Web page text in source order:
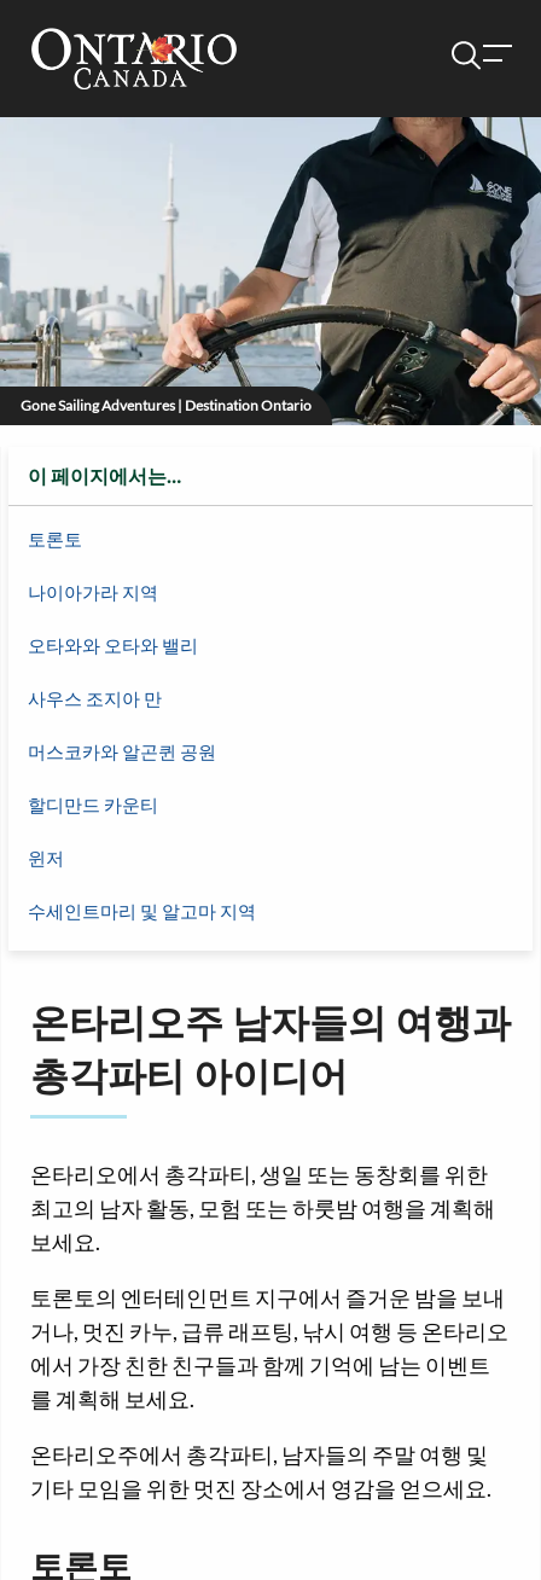
Gone Sailing Adventures | Destination Ontario
이 페이지에서는…
토론토
나이아가라 지역
오타와와 오타와 밸리
사우스 조지아 만
머스코카와 알곤퀸 공원
할디만드 카운티
윈저
수세인트마리 및 알고마 지역
온타리오주 남자들의 여행과
총각파티 아이디어
온타리오에서 총각파티, 생일 또는 동창회를 위한
최고의 남자 활동, 모험 또는 하룻밤 여행을 계획해
보세요.
토론토의 엔터테인먼트 지구에서 즐거운 밤을 보내
거나, 멋진 카누, 급류 래프팅, 낚시 여행 등 온타리오
에서 가장 친한 친구들과 함께 기억에 남는 이벤트
를 계획해 보세요.
온타리오주에서 총각파티, 남자들의 주말 여행 및
기타 모임을 위한 멋진 장소에서 영감을 얻으세요.
토론토